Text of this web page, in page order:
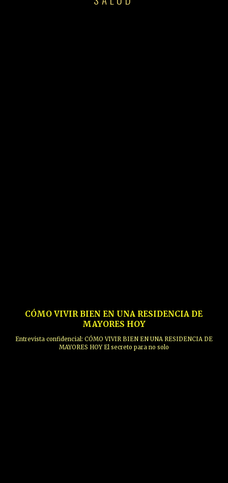
CÓMO VIVIR BIEN EN UNA RESIDENCIA DE
MAYORES HOY
Entrevista confidencial: CÓMO VIVIR BIEN EN UNA RESIDENCIA DE
MAYORES HOY El secreto para no solo